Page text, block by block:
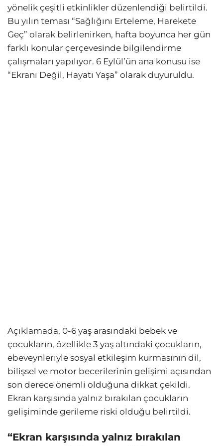
yönelik çeşitli etkinlikler düzenlendiği belirtildi.
Bu yılın teması “Sağlığını Erteleme, Harekete
Geç” olarak belirlenirken, hafta boyunca her gün
farklı konular çerçevesinde bilgilendirme
çalışmaları yapılıyor. 6 Eylül’ün ana konusu ise
“Ekranı Değil, Hayatı Yaşa” olarak duyuruldu.
Açıklamada, 0-6 yaş arasındaki bebek ve
çocukların, özellikle 3 yaş altındaki çocukların,
ebeveynleriyle sosyal etkileşim kurmasının dil,
bilişsel ve motor becerilerinin gelişimi açısından
son derece önemli olduğuna dikkat çekildi.
Ekran karşısında yalnız bırakılan çocukların
gelişiminde gerileme riski olduğu belirtildi.
“Ekran karşısında yalnız bırakılan